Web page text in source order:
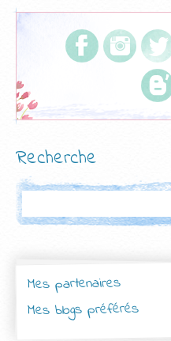
Recherche
Mes partenaires
Mes blogs préférés